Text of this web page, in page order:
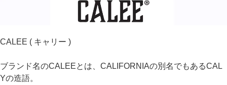
CALEE ( キャリー )
ブランド名のCALEEとは、CALIFORNIAの別名でもあるCAL
Yの造語。